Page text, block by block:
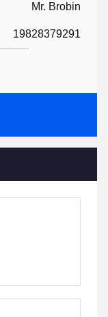
Mr. Brobin
19828379291